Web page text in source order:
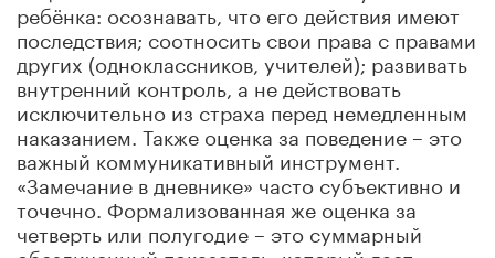
ребёнка: осознавать, что его действия имеют
последствия; соотносить свои права с правами
других (одноклассников, учителей); развивать
внутренний контроль, а не действовать
исключительно из страха перед немедленным
наказанием. Также оценка за поведение – это
важный коммуникативный инструмент.
«Замечание в дневнике» часто субъективно и
точечно. Формализованная же оценка за
четверть или полугодие – это суммарный